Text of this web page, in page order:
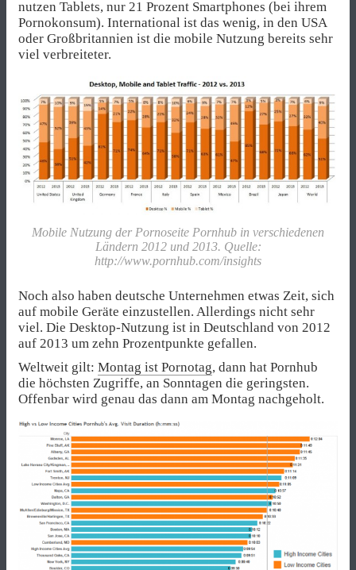
nutzen Tablets, nur 21 Prozent Smartphones (bei ihrem
Pornokonsum). International ist das wenig, in den USA
oder Großbritannien ist die mobile Nutzung bereits sehr
viel verbreiteter.
Mobile Nutzung der Pornoseite Pornhub in verschiedenen
Ländern 2012 und 2013. Quelle:
http://www.pornhub.com/insights
Noch also haben deutsche Unternehmen etwas Zeit, sich
auf mobile Geräte einzustellen. Allerdings nicht sehr
viel. Die Desktop-Nutzung ist in Deutschland von 2012
auf 2013 um zehn Prozentpunkte gefallen.
Weltweit gilt: Montag ist Pornotag, dann hat Pornhub
die höchsten Zugriffe, an Sonntagen die geringsten.
Offenbar wird genau das dann am Montag nachgeholt.